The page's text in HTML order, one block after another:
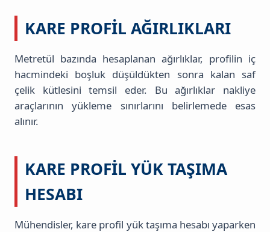
KARE PROFIL AĞIRLIKLARI
Metretül bazında hesaplanan ağırlıklar, profilin iç
hacmindeki boşluk düşüldükten sonra kalan saf
çelik kütlesini temsil eder. Bu ağırlıklar nakliye
araçlarının yükleme sınırlarını belirlemede esas
alınır.
KARE PROFIL YÜK TAŞIMA
HESABI
Mühendisler, kare profil yük taşıma hesabı yaparken